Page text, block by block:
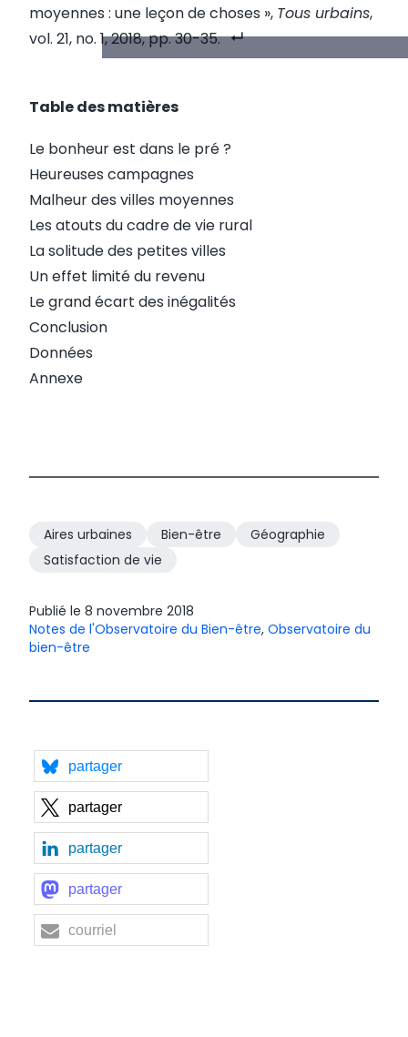
moyennes : une leçon de choses », Tous urbains,
vol. 21, no. 1, 2018, pp. 30-35.
Table des matières
Le bonheur est dans le pré ?
Heureuses campagnes
Malheur des villes moyennes
Les atouts du cadre de vie rural
La solitude des petites villes
Un effet limité du revenu
Le grand écart des inégalités
Conclusion
Données
Annexe
Aires urbaines Bien-être
Géographie
Satisfaction de vie
Publié le 8 novembre 2018
Notes de l'Observatoire du Bien-être, Observatoire du
bien-être
partager
partager
partager
partager
courriel